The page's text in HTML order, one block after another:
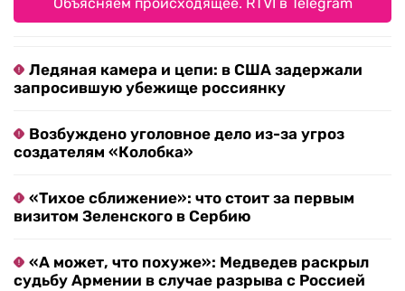
Ледяная камера и цепи: в США задержали
запросившую убежище россиянку
Возбуждено уголовное дело из-за угроз
создателям «Колобка»
«Тихое сближение»: что стоит за первым
визитом Зеленского в Сербию
«А может, что похуже»: Медведев раскрыл
судьбу Армении в случае разрыва с Россией